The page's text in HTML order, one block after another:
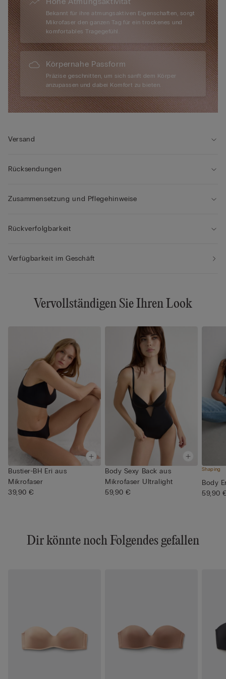
Bekannt für ihre atmungsaktiven Eigenschaften, sorgt
Mikrofaser den ganzen Tag für ein trockenes und
komfortables Tragegefühl.
Körpernahe Passform
Präzise geschnitten, um sich sanft dem Körper
anzupassen und dabei Komfort zu bieten.
Versand
Rücksendungen
Zusammensetzung und Pflegehinweise
Rückverfolgbarkeit
Verfügbarkeit im Geschäft
Vervollständigen Sie Ihren Look
Bustier-BH Eri aus
Mikrofaser
39,90 €
Body Sexy Back aus
Mikrofaser Ultralight
59,90 €
Shaping
Body
59,90
Dir könnte noch Folgendes gefallen